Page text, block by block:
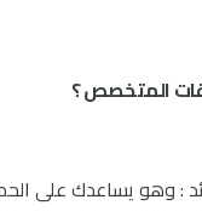
المتخصص ؟
: وهو يساعدك على